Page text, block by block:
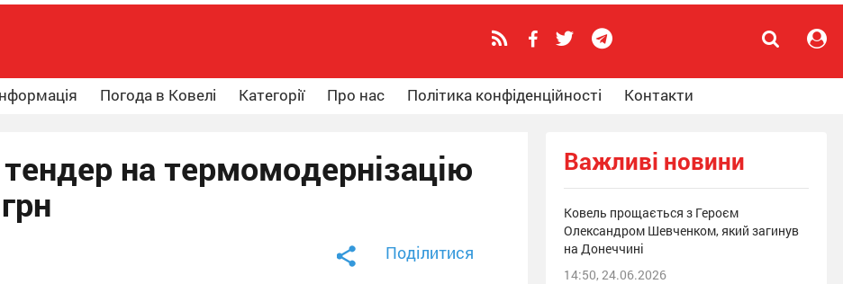
Погода в Ковелі Категорії Про нас Політика конфіденційності Контакти
на термомодернізацію
Поділитися
Важливі новини
Ковель прощається з Героєм
Олександром Шевченком, який загинув
на Донеччині
14:50, 24.06.2026